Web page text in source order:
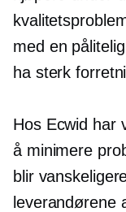
med en
ha sterk
Hos Ecwid har
å minimere
blir
leverandørene